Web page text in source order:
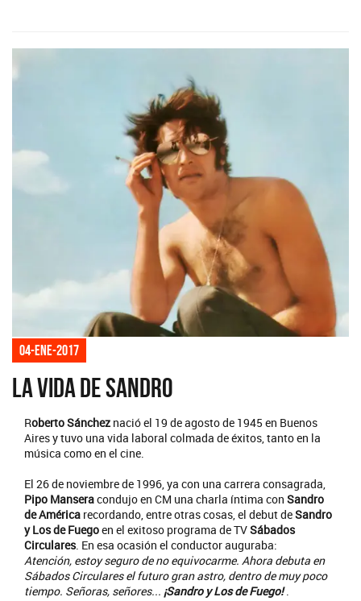
04-ene-2017
La vida de Sandro
Roberto Sánchez nació el 19 de agosto de 1945 en Buenos
Aires y tuvo una vida laboral colmada de éxitos, tanto en la
música como en el cine.
El 26 de noviembre de 1996, ya con una carrera consagrada,
Pipo Manseracondujo en CM una charla íntima con Sandro
de América recordando, entre otras cosas, el debut deSandro
y Los de Fuegoen el exitoso programa de TVSábados
Circulares. En esa ocasión el conductor auguraba:
Atención, estoy seguro de no equivocarme. Ahora debuta en
Sábados Circulares el futuro gran astro, dentro de muy poco
tiempo. Señoras, señores... ¡Sandro y Los de Fuego!.